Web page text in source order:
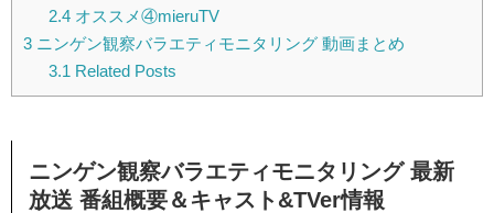
2.4オススメ④mieruTV
3 ニンゲン観察バラエティモニタリング 動画まとめ
3.1 Related Posts
ニンゲン観察バラエティモニタリング 最新
放送 番組概要＆キャスト&TVer情報